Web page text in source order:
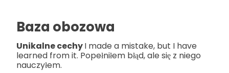
Baza obozowa
Unikalne cechyI made a mistake, but I have
learned from it. Popełniłem błąd, ale się z niego
nauczyłem.